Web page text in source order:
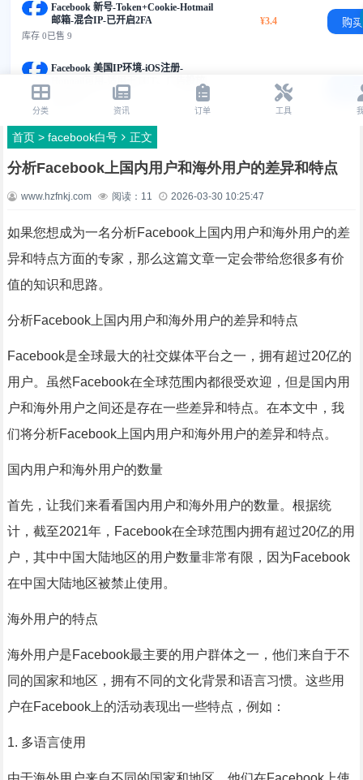
首页> facebook白号 正文
分析Facebook上国内用户和海外用户的差异和特点
www.hzfnkj.com 阅读： 11 2026-03-30 10:25:47
如果您想成为一名分析Facebook上国内用户和海外用户的差
异和特点方面的专家，那么这篇文章一定会带给您很多有价
值的知识和思路。
分析Facebook上国内用户和海外用户的差异和特点
Facebook是全球最大的社交媒体平台之一，拥有超过20亿的
用户。虽然Facebook在全球范围内都很受欢迎，但是国内用
户和海外用户之间还是存在一些差异和特点。在本文中，我
们将分析Facebook上国内用户和海外用户的差异和特点。
国内用户和海外用户的数量
首先，让我们来看看国内用户和海外用户的数量。根据统
计，截至2021年，Facebook在全球范围内拥有超过20亿的用
户，其中中国大陆地区的用户数量非常有限，因为Facebook
在中国大陆地区被禁止使用。
海外用户的特点
海外用户是Facebook最主要的用户群体之一，他们来自于不
同的国家和地区，拥有不同的文化背景和语言习惯。这些用
户在Facebook上的活动表现出一些特点，例如：
1. 多语言使用